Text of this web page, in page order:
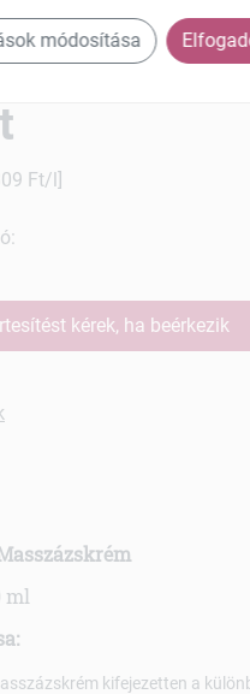
Ft/l]
kérek, ha beérkezik
ml
kifejezetten a
módosítása